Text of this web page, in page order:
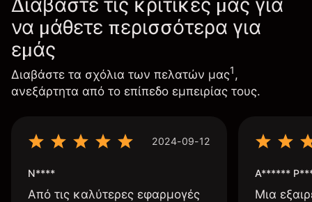
Διαβάστε τις κριτικές μας για
να μάθετε περισσότερα για
εμάς
Διαβάστε τα σχόλια των πελατών μας1,
ανεξάρτητα από το επίπεδο εμπειρίας τους.
2024-09-12
N****
Από τις καλύτερες εφαρμογές
A******
Μια